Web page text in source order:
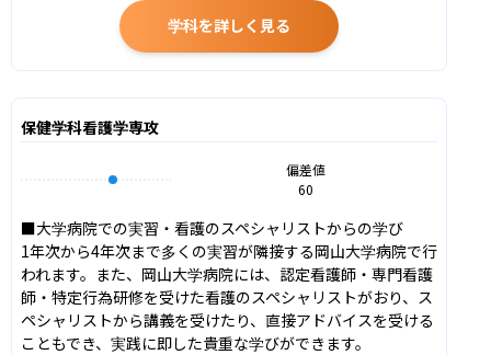
学科を詳しく見る
保健学科看護学専攻
偏差値
60
■大学病院での実習・看護のスペシャリストからの学び
1年次から4年次まで多くの実習が隣接する岡山大学病院で行
われます。また、岡山大学病院には、認定看護師・専門看護
師・特定行為研修を受けた看護のスペシャリストがおり、ス
ペシャリストから講義を受けたり、直接アドバイスを受ける
こともでき、実践に即した貴重な学びができます。